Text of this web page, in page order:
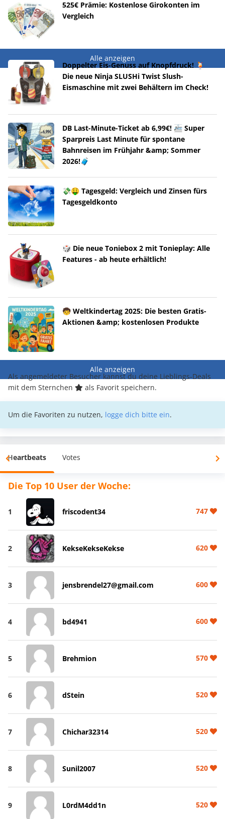
525€ Prämie: Kostenlose Girokonten im
Vergleich
Alle anzeigen
Doppelter Eis-Genuss auf Knopfdruck! 🍹
Die neue Ninja SLUSHi Twist Slush-
Eismaschine mit zwei Behältern im Check!
DB Last-Minute-Ticket ab 6,99€! 🚈 Super
Sparpreis Last Minute für spontane
Bahnreisen im Frühjahr &amp; Sommer
2026!🧳
💸🤑 Tagesgeld: Vergleich und Zinsen fürs
Tagesgeldkonto
🎲 Die neue Toniebox 2 mit Tonieplay: Alle
Features - ab heute erhältlich!
🧒 Weltkindertag 2025: Die besten Gratis-
Aktionen &amp; kostenlosen Produkte
Alle anzeigen
Als angemeldeter Besucher kannst du deine Lieblings-Deals
mit dem Sternchen
als Favorit speichern.
Um die Favoriten zu nutzen, logge dich bitte ein.
Heartbeats Votes
Die Top 10 User der Woche:
1 friscodent34 747
2 KekseKekseKekse 620
3 jensbrendel27@gmail.com 600
4 bd4941 600
5 Brehmion 570
6 dStein 520
7 Chichar32314 520
8 Sunil2007 520
9 L0rdM4dd1n 520